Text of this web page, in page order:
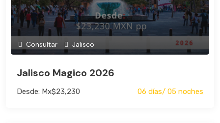
Consultar Jalisco
Jalisco Magico 2026
Desde: Mx$23,230 06 días/ 05 noches